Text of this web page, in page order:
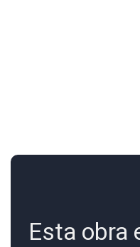
Esta obra